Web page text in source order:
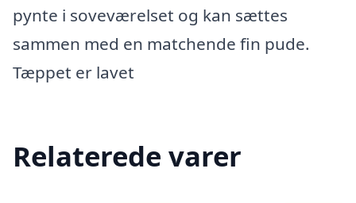
pynte i soveværelset og kan sættes
sammen med en matchende fin pude.
Tæppet er lavet
Relaterede varer